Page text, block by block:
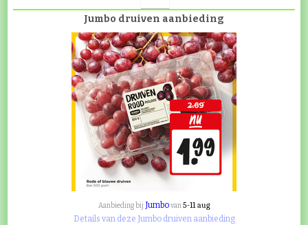
Jumbo druiven aanbieding
Aanbieding bij Jumbovan5-11 aug
Details van deze Jumbo druiven aanbieding